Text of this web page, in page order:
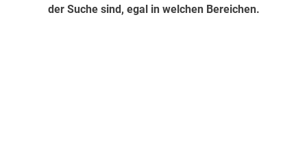
der Suche sind, egal in welchen Bereichen.